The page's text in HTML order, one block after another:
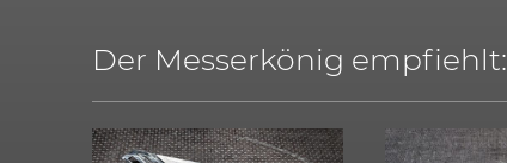
Der Messerkönig empfiehlt: